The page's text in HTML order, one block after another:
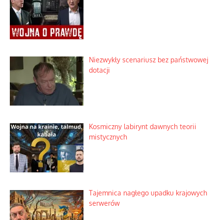
Niezwykły scenariusz bez państwowej
dotacji
Kosmiczny labirynt dawnych teorii
mistycznych
Tajemnica nagłego upadku krajowych
serwerów